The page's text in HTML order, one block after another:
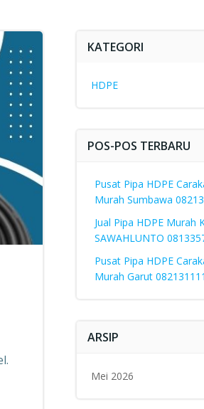
KATEGORI
HDPE
POS-POS TERBARU
Pusat Pipa HDPE
Murah Sumbawa
Jual Pipa HDPE Murah
SAWAHLUNTO
Pusat Pipa HDPE
Murah Garut
ARSIP
Mei 2026